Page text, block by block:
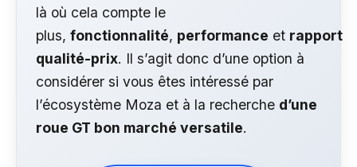
là où cela compte le
plus, fonctionnalité, performance et rapport
qualité-prix. Il s’agit donc d’une option à
considérer si vous êtes intéressé par
l’écosystème Moza et à la recherche d’une
roue GT bon marché versatile.